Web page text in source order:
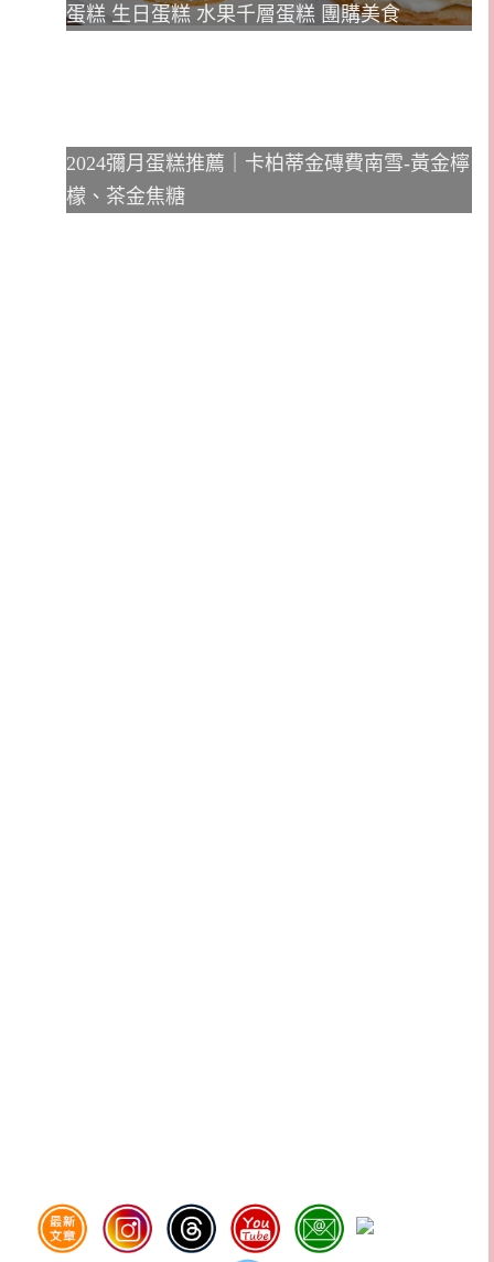
蛋糕 生日蛋糕 水果千層蛋糕 團購美食
2024彌月蛋糕推薦｜卡柏蒂金磚費南雪-黃金檸
檬、茶金焦糖